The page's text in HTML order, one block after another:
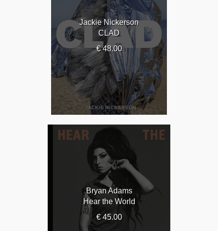
Jackie Nickerson
CLAD
€ 48.00
Bryan Adams
Hear the World
€ 45.00